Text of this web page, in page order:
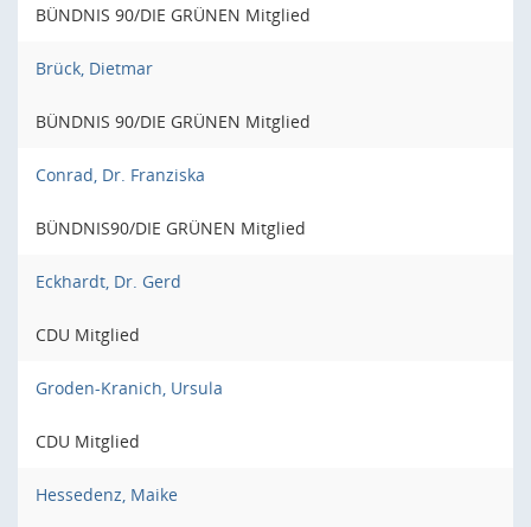
BÜNDNIS 90/DIE GRÜNEN Mitglied
Brück, Dietmar
BÜNDNIS 90/DIE GRÜNEN Mitglied
Conrad, Dr. Franziska
BÜNDNIS90/DIE GRÜNEN Mitglied
Eckhardt, Dr. Gerd
CDU Mitglied
Groden-Kranich, Ursula
CDU Mitglied
Hessedenz, Maike